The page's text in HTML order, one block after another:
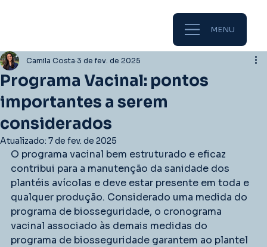
MENU
Programa Vacinal: pontos
importantes a serem
considerados
Camila Costa 3 de fev. de 2025
Atualizado: 7 de fev. de 2025
O programa vacinal bem estruturado e eficaz
contribui para a manutenção da sanidade dos
plantéis avícolas e deve estar presente em toda e
qualquer produção. Considerado uma medida do
programa de biosseguridade, o cronograma
vacinal associado às demais medidas do
programa de biosseguridade garantem ao plantel